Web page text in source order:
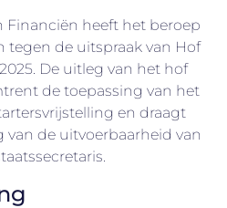
Financiën heeft het beroep
tegen de uitspraak van Hof
De uitleg van het hof
de toepassing van het
en draagt
van de uitvoerbaarheid van